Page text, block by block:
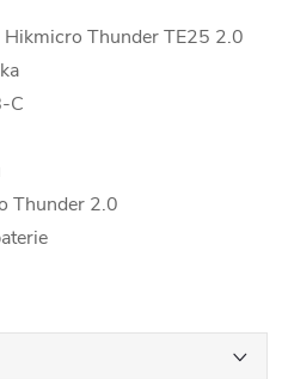
Thunder TE25 2.0
C
Thunder 2.0